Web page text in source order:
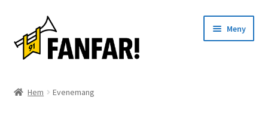
till
navigering
till
innehåll
Meny
Hem Evenemang